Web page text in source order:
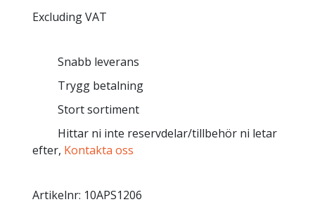
Excluding VAT
Snabb leverans
Trygg betalning
Stort sortiment
Hittar ni inte reservdelar/tillbehör ni letar
efter, Kontakta oss
Artikelnr: 10APS1206